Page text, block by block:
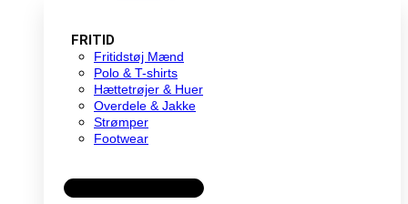
FRITID
Fritidstøj Mænd
Polo & T-shirts
Hættetrøjer & Huer
Overdele & Jakke
Strømper
Footwear